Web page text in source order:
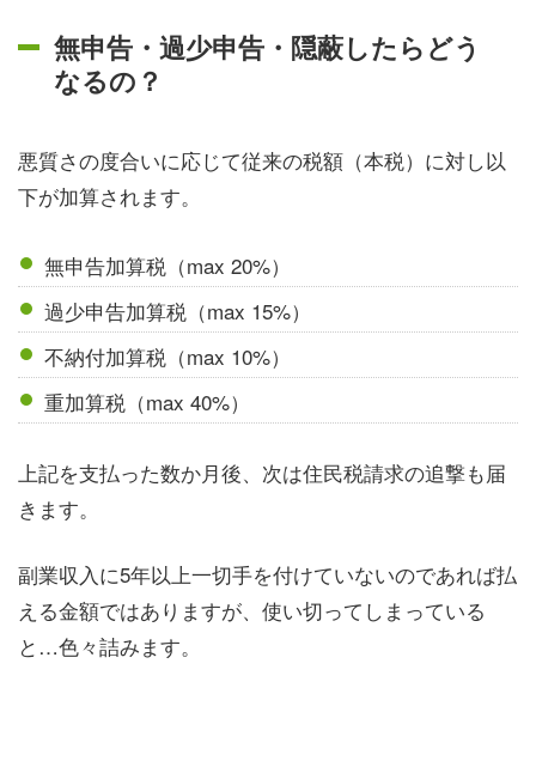
無申告・過少申告・隠蔽したらどう
なるの？
悪質さの度合いに応じて従来の税額（本税）に対し以
下が加算されます。
無申告加算税（max 20%）
過少申告加算税（max 15%）
不納付加算税（max 10%）
重加算税（max 40%）
上記を支払った数か月後、次は住民税請求の追撃も届
きます。
副業収入に5年以上一切手を付けていないのであれば払
える金額ではありますが、使い切ってしまっている
と…色々詰みます。